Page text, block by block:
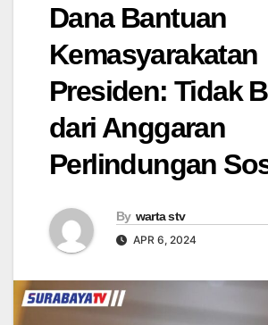
Dana Bantuan
Kemasyarakatan
Presiden: Tidak
dari Anggaran
Perlindungan
By warta stv
APR 6, 2024